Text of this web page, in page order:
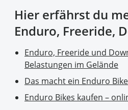
Hier erfährst du
Enduro, Freeride,
Enduro, Freeride und
Belastungen im Gelände
Das macht ein Enduro
Enduro Bikes kaufen –